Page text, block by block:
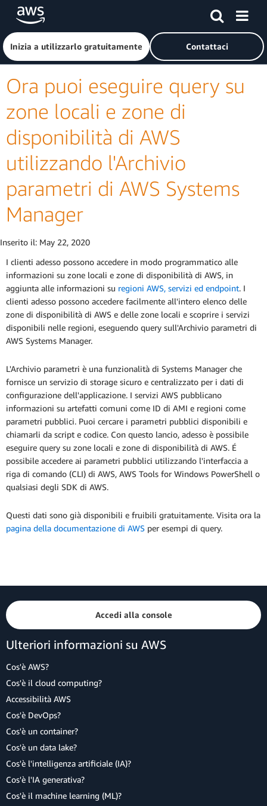
Passa al contenuto principale
Fai clic qui per tornare alla home page di Amazon Web
Inizia a utilizzarlo gratuitamente Contattaci
Ora puoi eseguire query su
zone locali e zone di
disponibilità di AWS
utilizzando l'Archivio
parametri di AWS Systems
Manager
Inserito il: May 22, 2020
I clienti adesso possono accedere in modo programmatico alle
informazioni su zone locali e zone di disponibilità di AWS, in
aggiunta alle informazioni su regioni AWS, servizi ed endpoint. I
clienti adesso possono accedere facilmente all'intero elenco delle
zone di disponibilità di AWS e delle zone locali e scoprire i servizi
disponibili nelle regioni, eseguendo query sull'Archivio parametri di
AWS Systems Manager.
L'Archivio parametri è una funzionalità di Systems Manager che
fornisce un servizio di storage sicuro e centralizzato per i dati di
configurazione dell'applicazione. I servizi AWS pubblicano
informazioni su artefatti comuni come ID di AMI e regioni come
parametri pubblici. Puoi cercare i parametri pubblici disponibili e
chiamarli da script e codice. Con questo lancio, adesso è possibile
eseguire query su zone locali e zone di disponibilità di AWS. É
possibile accedere ai parametri pubblici utilizzando l'interfaccia a
riga di comando (CLI) di AWS, AWS Tools for Windows PowerShell o
qualsiasi degli SDK di AWS.
Questi dati sono già disponibili e fruibili gratuitamente. Visita ora la
pagina della documentazione di AWS per esempi di query.
Accedi alla console
Ulteriori informazioni su AWS
Cos'è AWS?
Cos'è il cloud computing?
Accessibilità AWS
Cos'è DevOps?
Cos'è un container?
Cos'è un data lake?
Cos'è l'intelligenza artificiale (IA)?
Cos'è l'IA generativa?
Cos'è il machine learning (ML)?